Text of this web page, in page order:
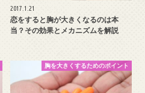
2017.1.21
恋をすると胸が大きくなるのは本
当？その効果とメカニズムを解説
胸を大きくするためのポイント